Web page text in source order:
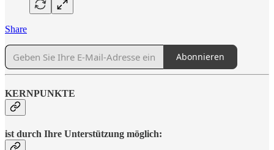
Share
Abonnieren
KERNPUNKTE
ist durch Ihre Unterstützung möglich: